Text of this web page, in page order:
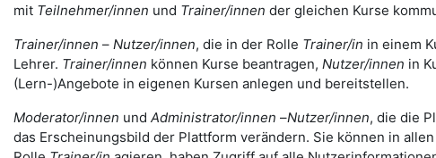
mit Teilnehmer/innen und Trainer/innen der gleichen Kurse
Trainer/innen – Nutzer/innen, die in der Rolle Trainer/in in einem
Lehrer. Trainer/innen können Kurse beantragen, Nutzer/innen in
(Lern-)Angebote in eigenen Kursen anlegen und bereitstellen.
Moderator/innen und Administrator/innen –Nutzer/innen, die die
das Erscheinungsbild der Plattform verändern. Sie können in